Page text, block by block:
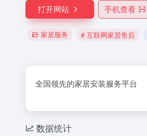
打开网站 手机查看
家居服务 # 互联网家居售后
全国领先的家居安装服务平台
数据统计